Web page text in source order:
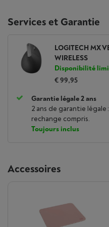
Services et Garantie
LOGITECH MX
WIRELESS
Disponibilité
€ 99,95
Garantie légale 2 ans
2 ans de garantie
rechange compris.
Toujours inclus
Accessoires